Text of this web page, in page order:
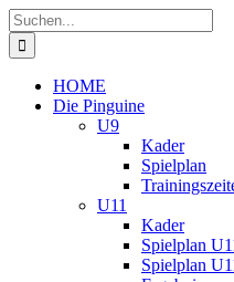
Zum
Inhalt
springen
Suche
nach:
HOME
Die Pinguine
U9
Kader
Spielplan
U11
Kader
Spielplan
Spielplan